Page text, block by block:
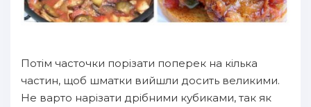
Потім часточки порізати поперек на кілька
частин, щоб шматки вийшли досить великими.
Не варто нарізати дрібними кубиками, так як